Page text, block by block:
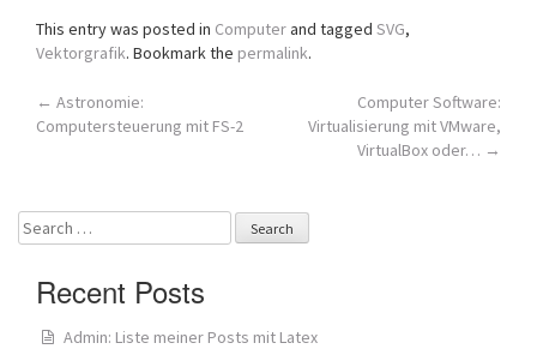
This entry was posted in Computerand tagged SVG,
Vektorgrafik. Bookmark the permalink.
Post
← Astronomie:
Computersteuerung mit FS-2
Computer Software:
Virtualisierung mit VMware,
VirtualBox oder… →
Search
for:
Recent Posts
Admin: Liste meiner Posts mit Latex